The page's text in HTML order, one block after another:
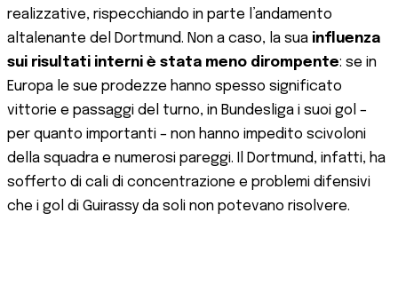
realizzative, rispecchiando in parte l’andamento
altalenante del Dortmund. Non a caso, la sua influenza
sui risultati interni è stata meno dirompente: se in
Europa le sue prodezze hanno spesso significato
vittorie e passaggi del turno, in Bundesliga i suoi gol –
per quanto importanti – non hanno impedito scivoloni
della squadra e numerosi pareggi. Il Dortmund, infatti, ha
sofferto di cali di concentrazione e problemi difensivi
che i gol di Guirassy da soli non potevano risolvere.